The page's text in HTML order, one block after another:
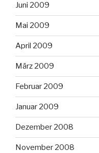
Juni 2009
Mai 2009
April 2009
März 2009
Februar 2009
Januar 2009
Dezember 2008
November 2008